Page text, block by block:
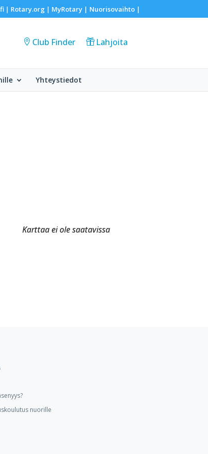
| Rotary.org | MyRotary | Nuorisovaihto|
Club Finder Lahjoita
Yhteystiedot
Karttaa ei ole saatavissa
nuorille